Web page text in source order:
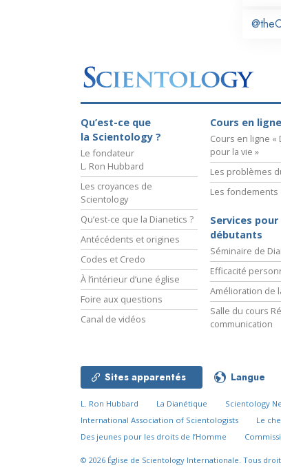
Qu’est-ce que
la Scientology ?
Le fondateur
L. Ron Hubbard
Les croyances de
Scientology
Qu’est-ce que la Dianetics ?
Antécédents et origines
Codes et Credo
À l’intérieur d’une église
Foire aux questions
Canal de vidéos
Cours en ligne
Cours en ligne «
pour la vie »
Les problèmes
Les fondements
Services pour
débutants
Séminaire de
Efficacité
Amélioration de
Salle du cours
communication
Sites apparentés Langue
L. Ron Hubbard La Dianétique Scientology
International Association of Scientologists
Le
Des jeunes pour les droits de l’Homme
© 2026 Église de Scientology Internationale. Tous